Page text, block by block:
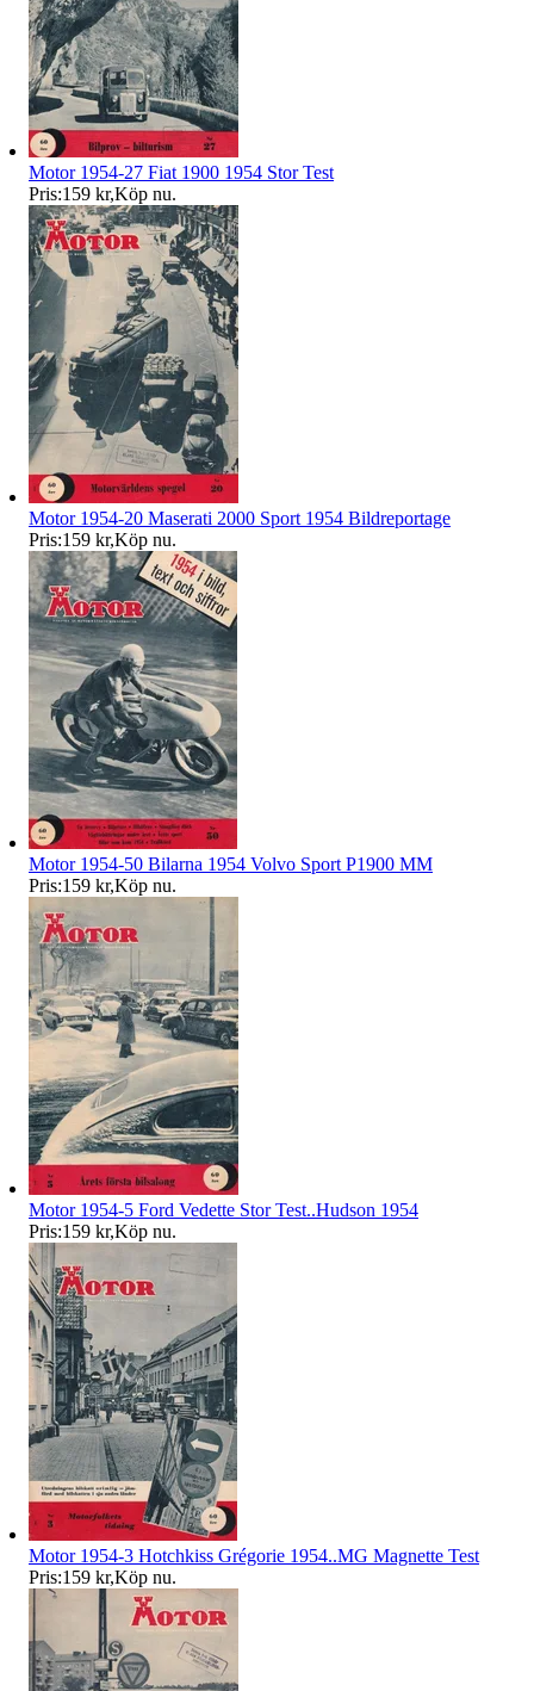
Motor 1954-27 Fiat 1900 1954 Stor Test
Pris:159 kr,Köp nu.
Motor 1954-20 Maserati 2000 Sport 1954 Bildreportage
Pris:159 kr,Köp nu.
Motor 1954-50 Bilarna 1954 Volvo Sport P1900 MM
Pris:159 kr,Köp nu.
Motor 1954-5 Ford Vedette Stor Test..Hudson 1954
Pris:159 kr,Köp nu.
Motor 1954-3 Hotchkiss Grégorie 1954..MG Magnette Test
Pris:159 kr,Köp nu.